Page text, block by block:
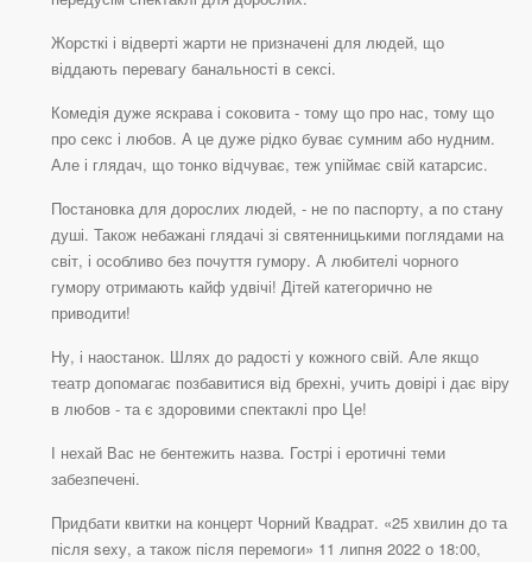
Жорсткі і відверті жарти не призначені для людей, що
віддають перевагу банальності в сексі.
Комедія дуже яскрава і соковита - тому що про нас, тому що
про секс і любов. А це дуже рідко буває сумним або нудним.
Але і глядач, що тонко відчуває, теж упіймає свій катарсис.
Постановка для дорослих людей, - не по паспорту, а по стану
душі. Також небажані глядачі зі святенницькими поглядами на
світ, і особливо без почуття гумору. А любителі чорного
гумору отримають кайф удвічі! Дітей категорично не
приводити!
Ну, і наостанок. Шлях до радості у кожного свій. Але якщо
театр допомагає позбавитися від брехні, учить довірі і дає віру
в любов - та є здоровими спектаклі про Це!
І нехай Вас не бентежить назва. Гострі і еротичні теми
забезпечені.
Придбати квитки на концерт Чорний Квадрат. «25 хвилин до та
після sexу, а також після перемоги» 11 липня 2022 о 18:00,